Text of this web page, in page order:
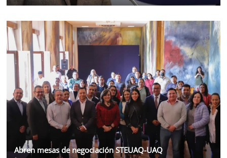
Abren mesas de negociación STEUAQ-UAQ